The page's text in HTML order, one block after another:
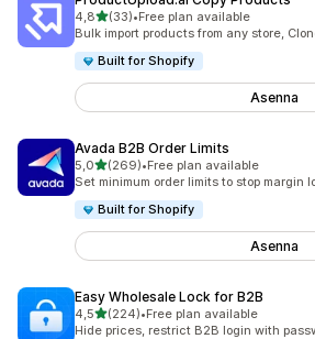
4,8/ 5 tähteä
(33)
33 arvostelua yhteensä
•Free plan available
Bulk import products from any store,
Built for Shopify
Asenna
Avada B2B Order Limits
5,0/ 5 tähteä
(269)
269 arvostelua yhteensä
•Free plan available
Set minimum order limits to stop margin
Built for Shopify
Asenna
Easy Wholesale Lock for B2B
4,5/ 5 tähteä
(224)
224 arvostelua yhteensä
•Free plan available
Hide prices, restrict B2B login with